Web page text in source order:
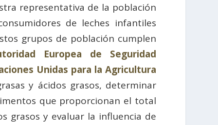
representativa de la población
de leches infantiles
grupos de población cumplen
Europea de Seguridad
Unidas para la Agricultura
y ácidos grasos, determinar
que proporcionan el total
grasos y evaluar la influencia de